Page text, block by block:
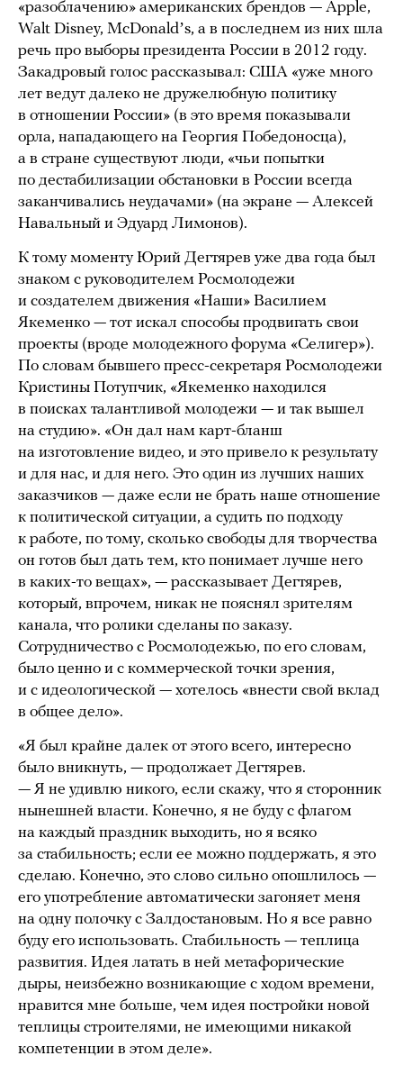
«разоблачению» американских брендов — Apple,
Walt Disney, McDonaldʼs, а в последнем из них шла
речь про выборы президента России в 2012 году.
Закадровый голос рассказывал: США «уже много
лет ведут далеко не дружелюбную политику
в отношении России» (в это время показывали
орла, нападающего на Георгия Победоносца),
а в стране существуют люди, «чьи попытки
по дестабилизации обстановки в России всегда
заканчивались неудачами» (на экране — Алексей
Навальный и Эдуард Лимонов).
К тому моменту Юрий Дегтярев уже два года был
знаком с руководителем Росмолодежи
и создателем движения «Наши» Василием
Якеменко — тот искал способы продвигать свои
проекты (вроде молодежного форума «Селигер»).
По словам бывшего пресс-секретаря Росмолодежи
Кристины Потупчик, «Якеменко находился
в поисках талантливой молодежи — и так вышел
на студию». «Он дал нам карт-бланш
на изготовление видео, и это привело к результату
и для нас, и для него. Это один из лучших наших
заказчиков — даже если не брать наше отношение
к политической ситуации, а судить по подходу
к работе, по тому, сколько свободы для творчества
он готов был дать тем, кто понимает лучше него
в каких-то вещах», — рассказывает Дегтярев,
который, впрочем, никак не пояснял зрителям
канала, что ролики сделаны по заказу.
Сотрудничество с Росмолодежью, по его словам,
было ценно и с коммерческой точки зрения,
и с идеологической — хотелось «внести свой вклад
в общее дело».
«Я был крайне далек от этого всего, интересно
было вникнуть, — продолжает Дегтярев.
— Я не удивлю никого, если скажу, что я сторонник
нынешней власти. Конечно, я не буду с флагом
на каждый праздник выходить, но я всяко
за стабильность; если ее можно поддержать, я это
сделаю. Конечно, это слово сильно опошлилось —
его употребление автоматически загоняет меня
на одну полочку с Залдостановым. Но я все равно
буду его использовать. Стабильность — теплица
развития. Идея латать в ней метафорические
дыры, неизбежно возникающие с ходом времени,
нравится мне больше, чем идея постройки новой
теплицы строителями, не имеющими никакой
компетенции в этом деле».